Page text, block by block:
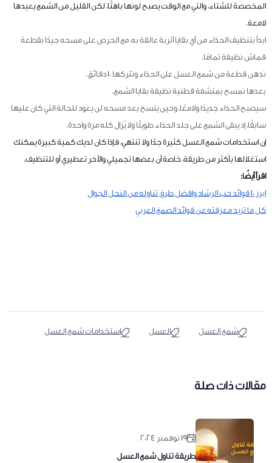
المخصصة للشتاء، والتي مع الوقت يصبح لونها باهتًا، لكن القليل من الشمع يعيدها
لامعة.
ابدأ بتنظيف الحذاء من أي بقايا أتربة عالقة به، مع الحرص على مسحه جيدًا بقطعة
قماش نظيفة تمامًا.
ندهن قطعة من شمع العسل على الحذاء ونتركها 10 دقائق.
بعدها نمسح بمنشفة قطنية نظيفة بقايا الشمع.
سيصبح الحذاء جديدًا ولامعًا، وحين يتسخ بعد مسحه لن يعود للحالة التي كان عليها
سابقًا، إذ يبقى الشمع على جلد الحذاء طويلًا ولا يُزال كله مرة واحدة.
إن استخدامات شمع العسل كثيرة جدًا ولا تنتهي، فإذا كان لديك كمية كبيرة يمكنك
استغلالها بأكثر من طريقة، خاصة أن بعضها تجميلي والآخر تعطيري أو للتنظيف.
اقرأ أيضًا:
ابرز 10 فوائد حب الرشاد وافضل طرق تناوله من النحل الجوال
كل ما تريد معرفته عن فوائد الصمغ العربي
شمع العسل العسل استخدامات شمع العسل
مقالات ذات صلة
١٩ نوفمبر ٢٠٢٤
طريقة تناول شمع العسل